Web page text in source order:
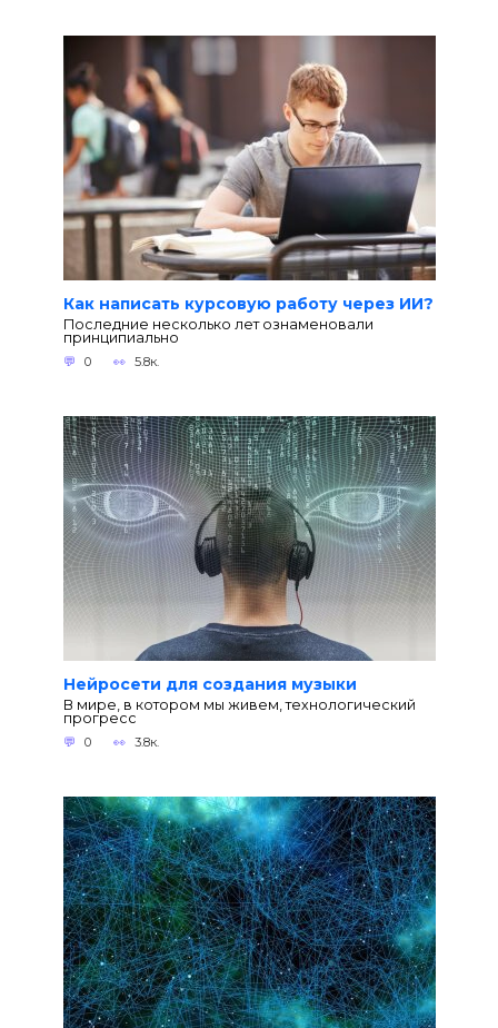
Как написать курсовую работу через ИИ?
Последние несколько лет ознаменовали
принципиально
0 5.8к.
Нейросети для создания музыки
В мире, в котором мы живем, технологический
прогресс
0 3.8к.